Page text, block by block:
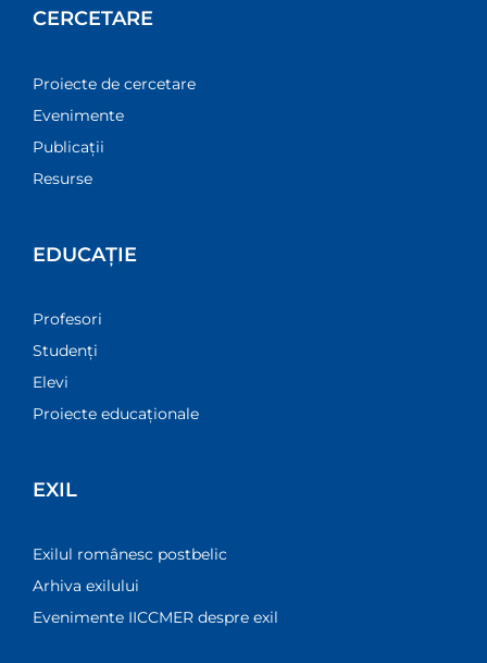
CERCETARE
Proiecte de cercetare
Evenimente
Publicații
Resurse
EDUCAȚIE
Profesori
Studenți
Elevi
Proiecte educaționale
EXIL
Exilul românesc postbelic
Arhiva exilului
Evenimente IICCMER despre exil